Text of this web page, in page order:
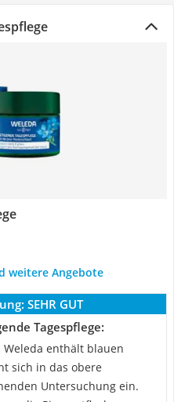
weitere Angebote
SEHR GUT
Tagespflege:
Weleda enthält blauen
sich in das obere
Untersuchung ein.